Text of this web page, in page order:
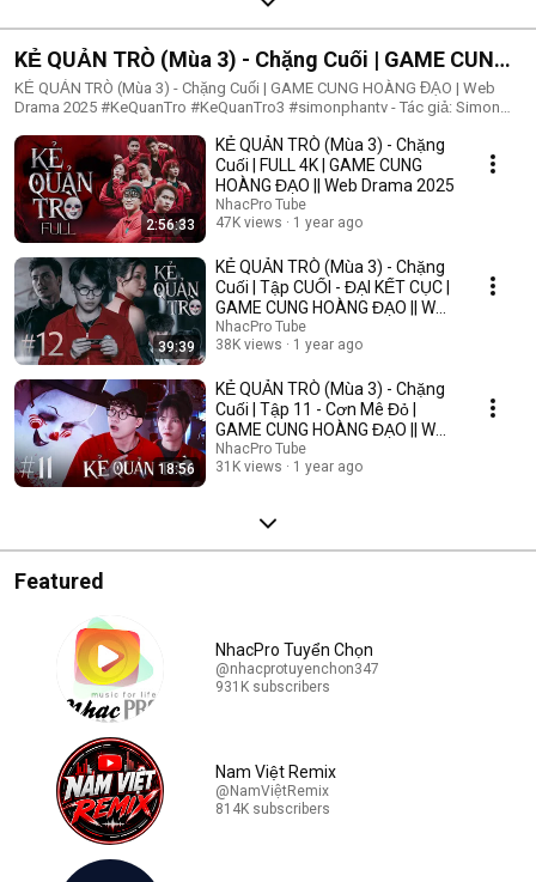
KẺ QUẢN TRÒ (Mùa 3) - Chặng Cuối | GAME CUNG
HOÀNG ĐẠO | Web Drama 2025
KẺ QUẢN TRÒ (Mùa 3) - Chặng Cuối | GAME CUNG HOÀNG ĐẠO | Web
Drama 2025 #KeQuanTro #KeQuanTro3 #simonphantv - Tác giả: Simon
Khánh Duy ► Một trò chơi kỳ lạ, với mức thưởng tiền tỷ. Một trò chơi
mang hơi hướng của show truyền hình thực tế, nhưng dần trở nên đen tối
hơn quà từng vòng. Ai sẽ là người chiến thắng cuối cùng?. Mục đích của
KẺ QUẢN TRÒ là gì?. Và gương mặt đằng sau chiếc mặt nạ. Tất cả sẽ tiết
lộ trong seri web drama KẺ QUẢN TRÒ (Mùa 3) Simon Phan _ Anh trai
Simon Huỳnh Nhựt _ Diễn viên Huỳnh Nhựt Bnat _ Ca sĩ Bnat Bảo Ngân _
Cô giáo Bảo Ngân Trúc _ TikToker Trúc Khánh Duy _ Nghệ sĩ Khánh Duy
Simon Phan _ Em trai Cá Hồi
2:56:33
KẺ QUẢN TRÒ (Mùa 3) - Chặng
Cuối | FULL 4K | GAME CUNG
HOÀNG ĐẠO || Web Drama 2025
NhacPro Tube
47K views
1 year ago
39:39
KẺ QUẢN TRÒ (Mùa 3) - Chặng
Cuối | Tập CUỐI - ĐẠI KẾT CỤC |
GAME CUNG HOÀNG ĐẠO || Web
Drama 2025
NhacPro Tube
38K views
1 year ago
18:56
KẺ QUẢN TRÒ (Mùa 3) - Chặng
Cuối | Tập 11 - Cơn Mê Đỏ |
GAME CUNG HOÀNG ĐẠO || Web
Drama 2025
NhacPro Tube
31K views
1 year ago
Featured
NhacPro Tuyển Chọn
@nhacprotuyenchon347
931K subscribers
Nam Việt Remix
@NamViệtRemix
814K subscribers